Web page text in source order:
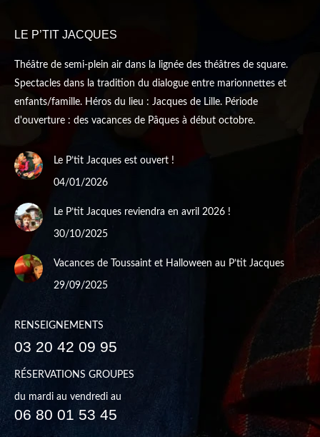
LE P’TIT JACQUES
Théâtre de semi-plein air dans la lignée des théâtres de square.
Spectacles dans la tradition du dialogue entre marionnettes et
enfants/famille. Héros du lieu : Jacques de Lille. Période
d'ouverture : des vacances de Pâques à début octobre.
Le P’tit Jacques est ouvert !
04/01/2026
Le P’tit Jacques reviendra en avril 2026 !
30/10/2025
Vacances de Toussaint et Halloween au P’tit Jacques
29/09/2025
RENSEIGNEMENTS
03 20 42 09 95
RÉSERVATIONS GROUPES
du mardi au vendredi au
06 80 01 53 45